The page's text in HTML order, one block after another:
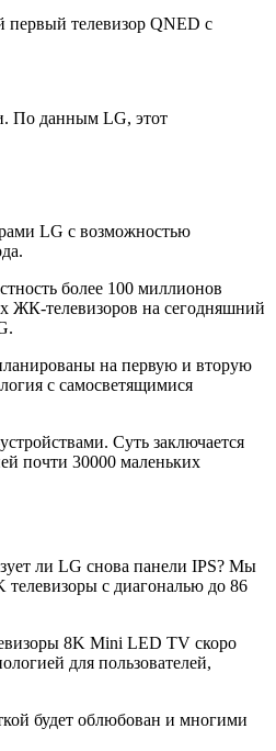
первый телевизор QNED с
По данным LG, этот
LG с возможностью
более 100 миллионов
ЖК-телевизоров на сегодняшний
на первую и вторую
с самосветящимися
Суть заключается
почти 30000 маленьких
ли LG снова панели IPS? Мы
с диагональю до 86
8K Mini LED TV скоро
для пользователей,
будет облюбован и многими